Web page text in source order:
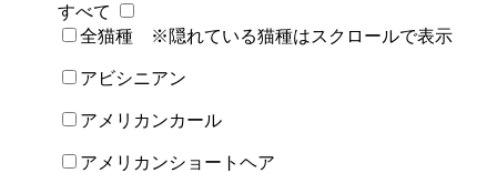
すべて
全猫種 ※隠れている猫種はスクロールで表示
アビシニアン
アメリカンカール
アメリカンショートヘア